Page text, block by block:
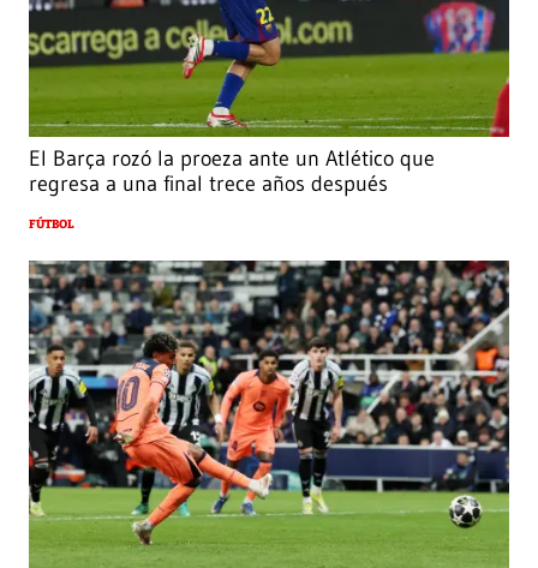
El Barça rozó la proeza ante un Atlético que
regresa a una final trece años después
FÚTBOL